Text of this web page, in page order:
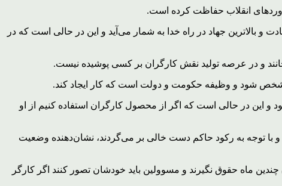
انقلاب حفاظت کرده است.
عبادت و بالاترین جهاد در راه خدا به شمار می‌آید و این در حالی است که در
و در عرصه تولید نقش کارگران بر کسی پوشیده نیست.
شود و وظیفه حکومت و دولت است که کار ایجاد کند.
و این در حالی است که اگر از محصول کارگران استفاده کنیم از او
با توجه به رکود حاکم دست خالی بر می‌گردند، نشان‌دهنده وضعیت
ماه حقوق نگیرند و مسوولین باید خودشان تصور کنند اگر کارگر